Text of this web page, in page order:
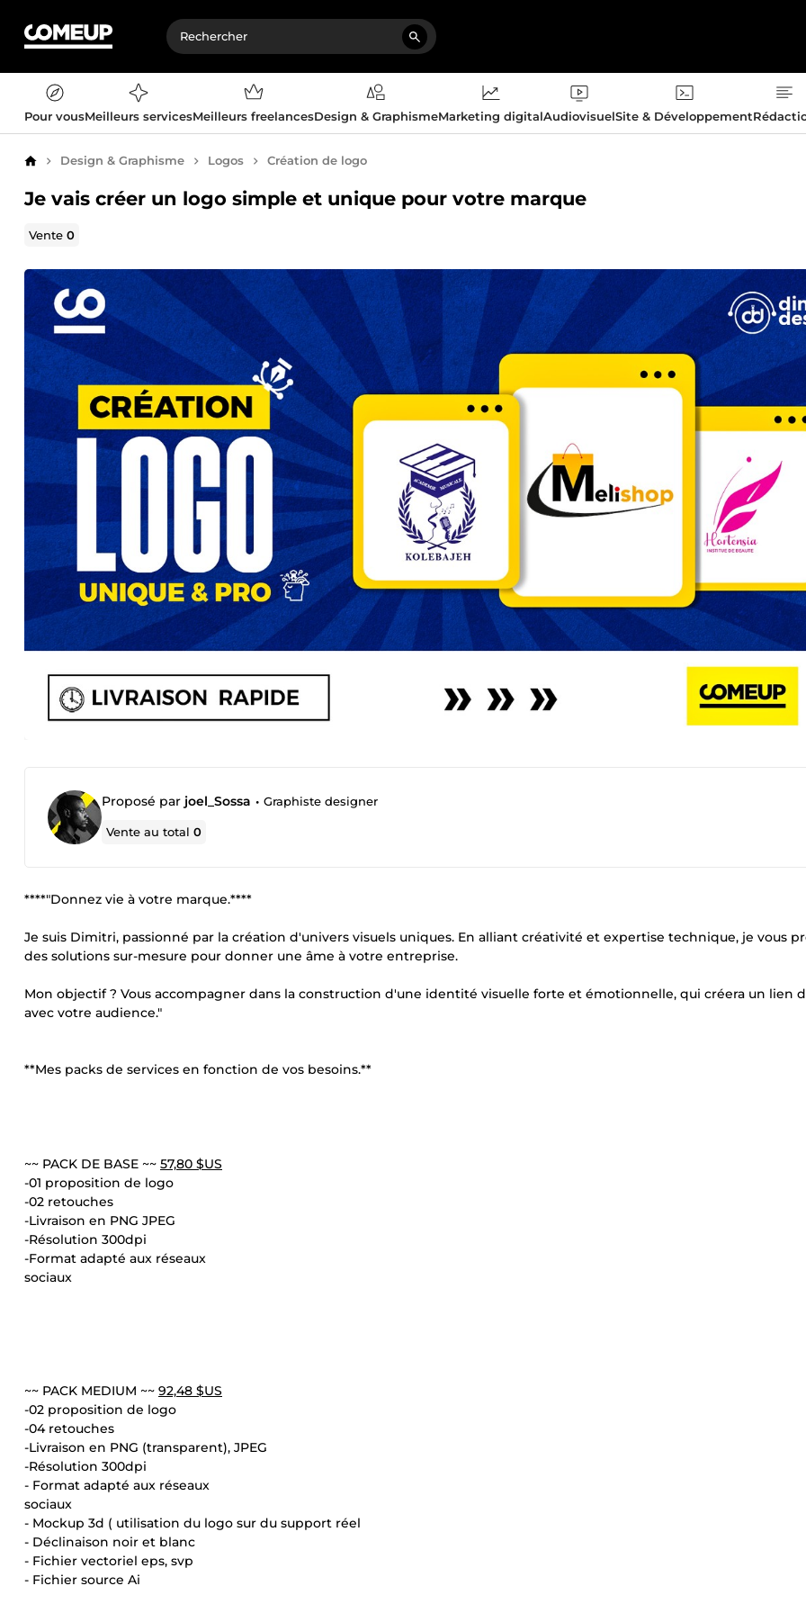
Pour vousMeilleurs servicesMeilleurs freelancesDesign & GraphismeMarketing digitalAudiovisuelSite & Développement
AccueilDesign & Graphisme Logos Création de logo
Je vais créer un logo simple et unique pour votre marque
Vente0
Proposé par joel_Sossa • Graphiste designer
Vente au total0
****"Donnez vie à votre marque.****
Je suis Dimitri, passionné par la création d'univers visuels uniques. En alliant créativité et expertise technique, je vous
des solutions sur-mesure pour donner une âme à votre entreprise.
Mon objectif ? Vous accompagner dans la construction d'une identité visuelle forte et émotionnelle, qui créera un lien
avec votre audience."
**Mes packs de services en fonction de vos besoins.**
~~ PACK DE BASE ~~ 57,80 $US
-01 proposition de logo
-02 retouches
-Livraison en PNG JPEG
-Résolution 300dpi
-Format adapté aux réseaux
sociaux
~~ PACK MEDIUM ~~ 92,48 $US
-02 proposition de logo
-04 retouches
-Livraison en PNG (transparent), JPEG
-Résolution 300dpi
- Format adapté aux réseaux
sociaux
- Mockup 3d ( utilisation du logo sur du support réel
- Déclinaison noir et blanc
- Fichier vectoriel eps, svp
- Fichier source Ai